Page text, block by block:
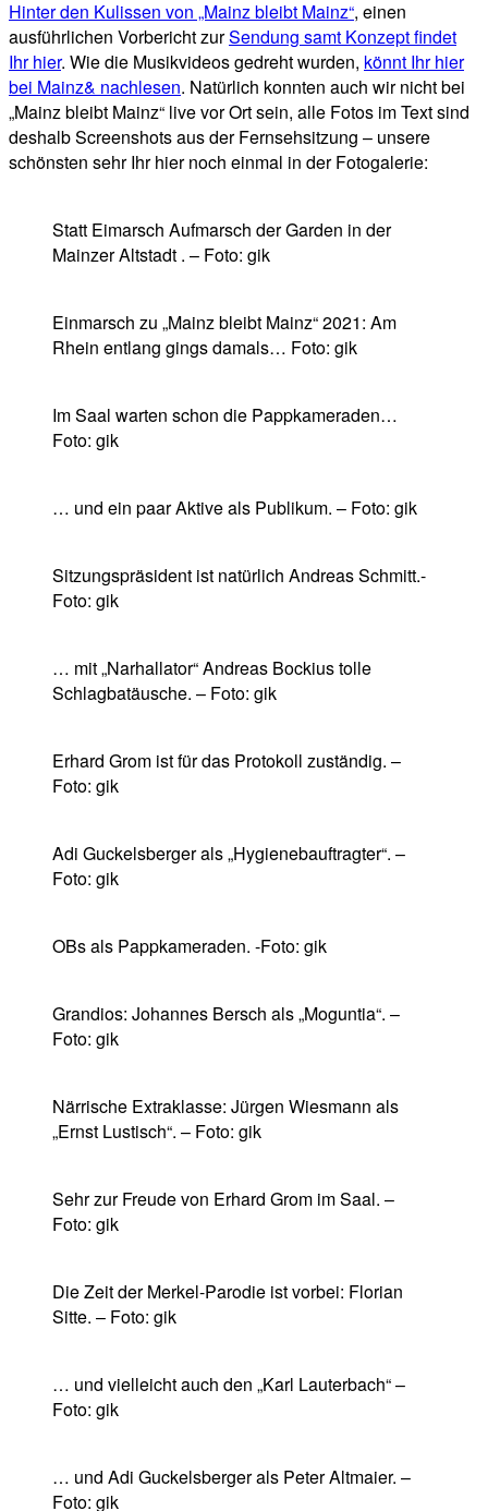
Hinter den Kulissen von „Mainz bleibt Mainz“, einen
ausführlichen Vorbericht zurSendung samt Konzept findet
Ihr hier. Wie die Musikvideos gedreht wurden, könnt Ihr hier
bei Mainz& nachlesen. Natürlich konnten auch wir nicht bei
„Mainz bleibt Mainz“ live vor Ort sein, alle Fotos im Text sind
deshalb Screenshots aus der Fernsehsitzung – unsere
schönsten sehr Ihr hier noch einmal in der Fotogalerie:
Statt Eimarsch Aufmarsch der Garden in der
Mainzer Altstadt . – Foto: gik
Einmarsch zu „Mainz bleibt Mainz“ 2021: Am
Rhein entlang gings damals… Foto: gik
Im Saal warten schon die Pappkameraden…
Foto: gik
… und ein paar Aktive als Publikum. – Foto: gik
Sitzungspräsident ist natürlich Andreas Schmitt.-
Foto: gik
… mit „Narhallator“ Andreas Bockius tolle
Schlagbatäusche. – Foto: gik
Erhard Grom ist für das Protokoll zuständig. –
Foto: gik
Adi Guckelsberger als „Hygienebauftragter“. –
Foto: gik
OBs als Pappkameraden. -Foto: gik
Grandios: Johannes Bersch als „Moguntia“. –
Foto: gik
Närrische Extraklasse: Jürgen Wiesmann als
„Ernst Lustisch“. – Foto: gik
Sehr zur Freude von Erhard Grom im Saal. –
Foto: gik
Die Zeit der Merkel-Parodie ist vorbei: Florian
Sitte. – Foto: gik
… und vielleicht auch den „Karl Lauterbach“ –
Foto: gik
… und Adi Guckelsberger als Peter Altmaier. –
Foto: gik